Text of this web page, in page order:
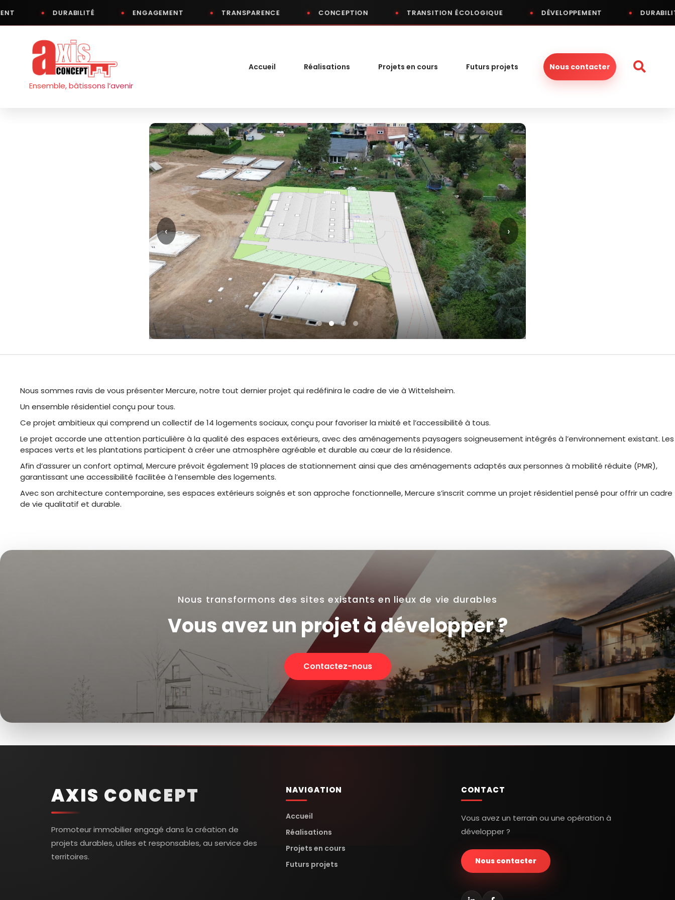
DURABILITÉ ENGAGEMENT TRANSPARENCE CONCEPTION TRANSITION ÉCOLOGIQUE DÉVELOPPEMENT DURABILITÉ
Ensemble, bâtissons l’avenir
Accueil Réalisations Projets en cours Futurs projets Nous contacter
‹ ›
Nous sommes ravis de vous présenter Mercure, notre tout dernier projet qui redéfinira le cadre de vie à Wittelsheim.
Un ensemble résidentiel conçu pour tous.
Ce projet ambitieux qui comprend un collectif de 14 logements sociaux, conçu pour favoriser la mixité et l’accessibilité à tous.
Le projet accorde une attention particulière à la qualité des espaces extérieurs, avec des aménagements paysagers soigneusement intégrés à l’environnement existant. Les
espaces verts et les plantations participent à créer une atmosphère agréable et durable au cœur de la résidence.
Afin d’assurer un confort optimal, Mercure prévoit également 19 places de stationnement ainsi que des aménagements adaptés aux personnes à mobilité réduite (PMR),
garantissant une accessibilité facilitée à l’ensemble des logements.
Avec son architecture contemporaine, ses espaces extérieurs soignés et son approche fonctionnelle, Mercure s’inscrit comme un projet résidentiel pensé pour offrir un cadre
de vie qualitatif et durable.
Nous transformons des sites existants en lieux de vie durables
Vous avez un projet à développer ?
Contactez-nous
AXIS CONCEPT
Promoteur immobilier engagé dans la création de
projets durables, utiles et responsables, au service des
territoires.
NAVIGATION
Accueil
Réalisations
Projets en cours
Futurs projets
CONTACT
Vous avez un terrain ou une opération à
développer ?
Nous contacter